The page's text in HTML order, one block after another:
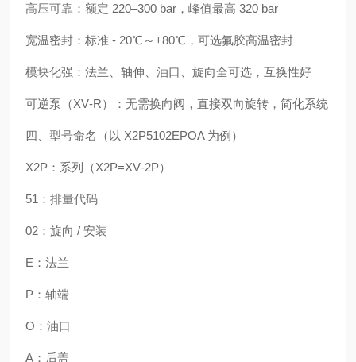
高压可靠：额定 220–300 bar，峰值最高 320 bar
宽温密封：标准 - 20℃～+80℃，可选氟胶高温密封
模块化强：法兰、轴伸、油口、旋向全可选，互换性好
可逆泵（XV‑R）：无需换向阀，直接双向旋转，简化系统
四、型号命名（以 X2P5102EPOA 为例）
X2P：系列（X2P=XV‑2P）
51：排量代码
02：旋向 / 安装
E：法兰
P：轴端
O：油口
A：后盖